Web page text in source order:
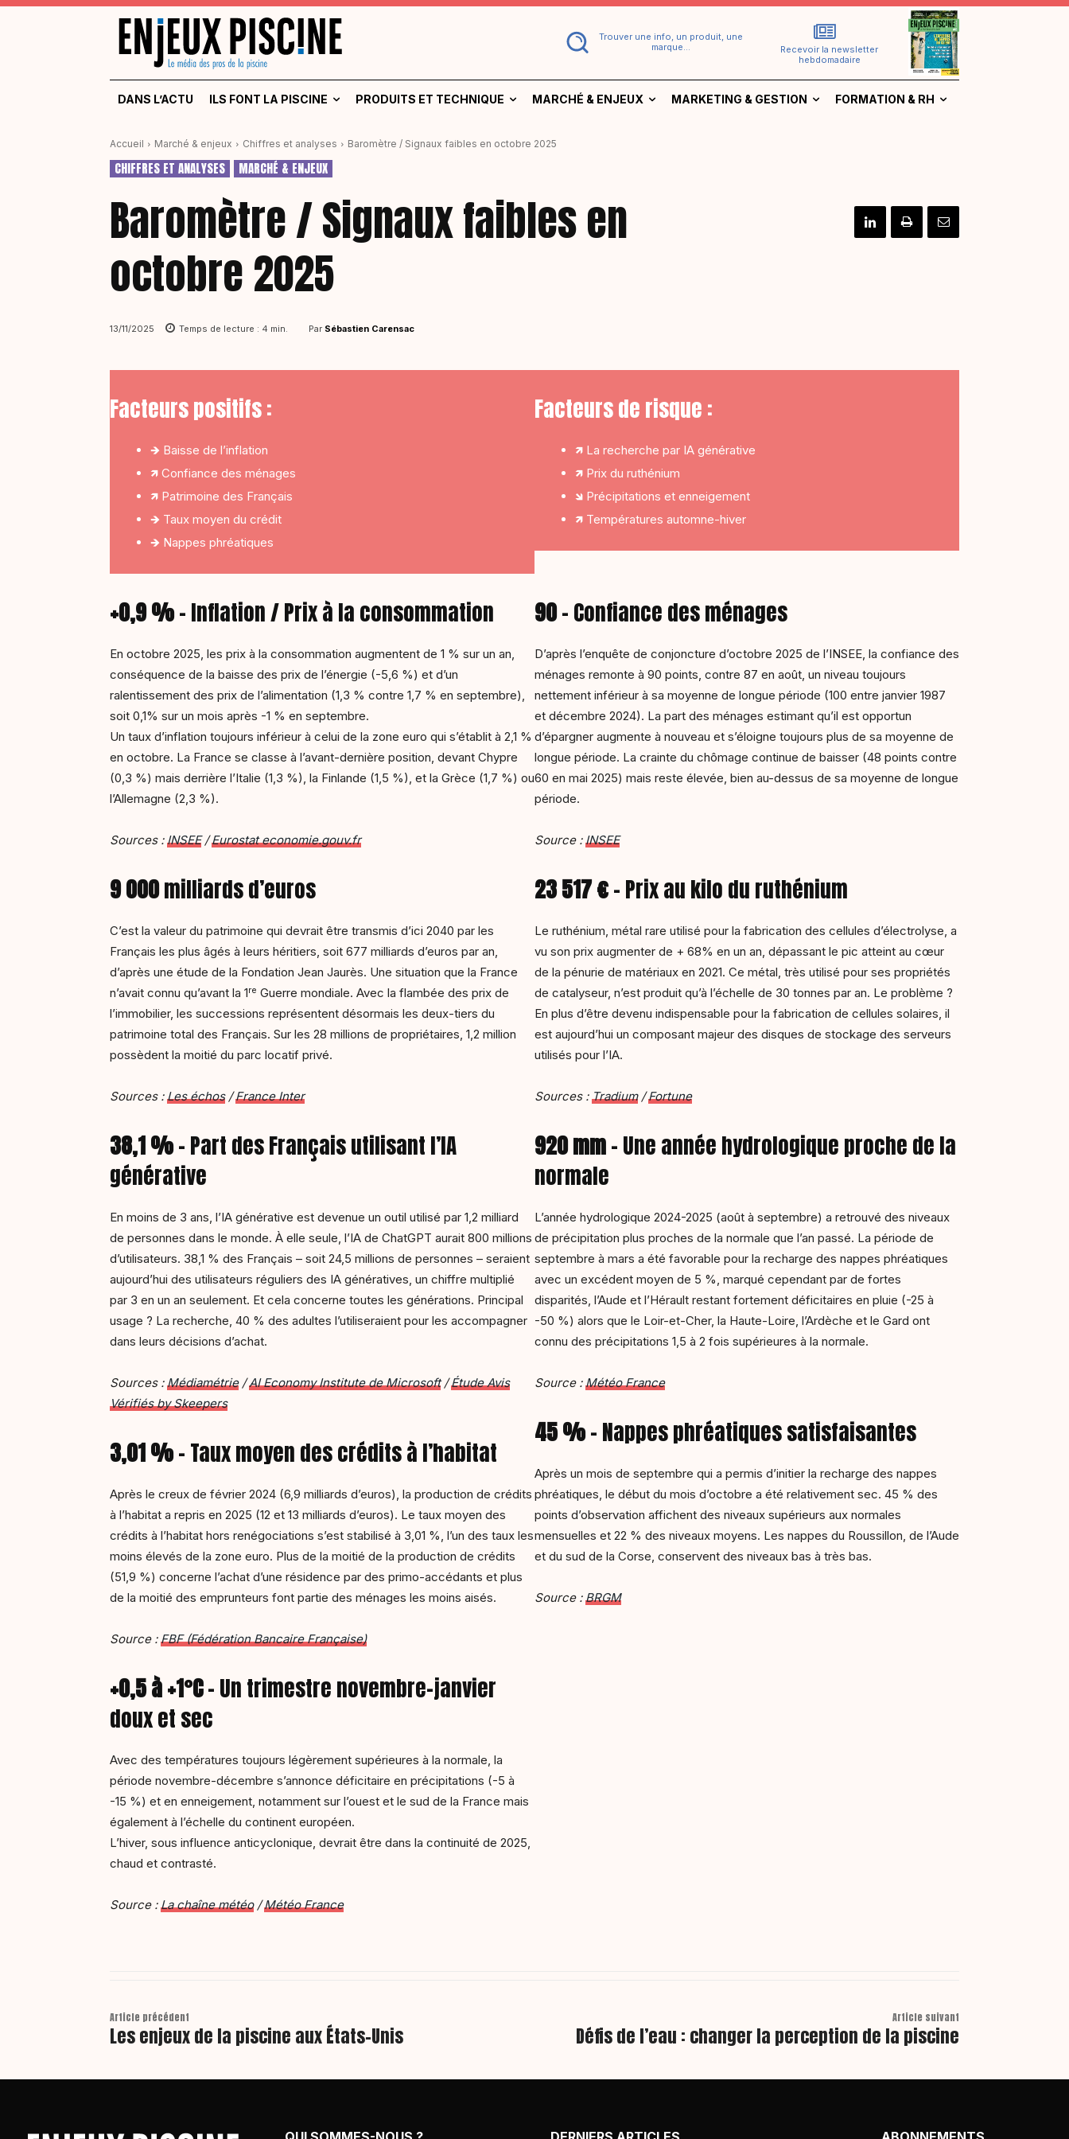
Trouver une info, un produit, une
marque...
Recevoir la newsletter
hebdomadaire
DANS L’ACTU ILS FONT LA PISCINE PRODUITS ET TECHNIQUE MARCHÉ & ENJEUX MARKETING & GESTION FORMATION & RH
Accueil Marché & enjeux Chiffres et analyses Baromètre / Signaux faibles en octobre 2025
CHIFFRES ET ANALYSES MARCHÉ & ENJEUX
Baromètre / Signaux faibles en
octobre 2025
13/11/2025 Temps de lecture : 4 min. Par Sébastien Carensac
Facteurs positifs :
🡺 Baisse de l’inflation
🡽 Confiance des ménages
🡽 Patrimoine des Français
🡺 Taux moyen du crédit
🡺 Nappes phréatiques
Facteurs de risque :
🡽 La recherche par IA générative
🡽 Prix du ruthénium
🡾 Précipitations et enneigement
🡽 Températures automne-hiver
+0,9 %–Inflation / Prix à la consommation
En octobre 2025, les prix à la consommation augmentent de 1 % sur un an,
conséquence de la baisse des prix de l’énergie (-5,6 %) et d’un
ralentissement des prix de l’alimentation (1,3 % contre 1,7 % en septembre),
soit 0,1% sur un mois après -1 % en septembre.
Un taux d’inflation toujours inférieur à celui de la zone euro qui s’établit à 2,1 %
en octobre. La France se classe à l’avant-dernière position, devant Chypre
(0,3 %) mais derrière l’Italie (1,3 %), la Finlande (1,5 %), et la Grèce (1,7 %) ou
l’Allemagne (2,3 %).
Sources :INSEE/Eurostat economie.gouv.fr
9 000milliards d’euros
C’est la valeur du patrimoine qui devrait être transmis d’ici 2040 par les
Français les plus âgés à leurs héritiers, soit 677 milliards d’euros par an,
d’après une étude de la Fondation Jean Jaurès. Une situation que la France
n’avait connu qu’avant la 1re Guerre mondiale. Avec la flambée des prix de
l’immobilier, les successions représentent désormais les deux-tiers du
patrimoine total des Français. Sur les 28 millions de propriétaires, 1,2 million
possèdent la moitié du parc locatif privé.
Sources :Les échos/France Inter
38,1 %– Part des Français utilisant l’IA
générative
En moins de 3 ans, l’IA générative est devenue un outil utilisé par 1,2 milliard
de personnes dans le monde. À elle seule, l’IA de ChatGPT aurait 800 millions
d’utilisateurs. 38,1 % des Français – soit 24,5 millions de personnes – seraient
aujourd’hui des utilisateurs réguliers des IA génératives, un chiffre multiplié
par 3 en un an seulement. Et cela concerne toutes les générations. Principal
usage ? La recherche, 40 % des adultes l’utiliseraient pour les accompagner
dans leurs décisions d’achat.
Sources :Médiamétrie/AI Economy Institute de Microsoft/Étude Avis
Vérifiés by Skeepers
3,01 %– Taux moyen des crédits à l’habitat
Après le creux de février 2024 (6,9 milliards d’euros), la production de crédits
à l’habitat a repris en 2025 (12 et 13 milliards d’euros). Le taux moyen des
crédits à l’habitat hors renégociations s’est stabilisé à 3,01 %, l’un des taux les
moins élevés de la zone euro. Plus de la moitié de la production de crédits
(51,9 %) concerne l’achat d’une résidence par des primo-accédants et plus
de la moitié des emprunteurs font partie des ménages les moins aisés.
Source :FBF (Fédération Bancaire Française)
+0,5 à +1°C– Un trimestre novembre-janvier
doux et sec
Avec des températures toujours légèrement supérieures à la normale, la
période novembre-décembre s’annonce déficitaire en précipitations (-5 à
-15 %) et en enneigement, notamment sur l’ouest et le sud de la France mais
également à l’échelle du continent européen.
L’hiver, sous influence anticyclonique, devrait être dans la continuité de 2025,
chaud et contrasté.
Source :La chaîne météo/Météo France
90– Confiance des ménages
D’après l’enquête de conjoncture d’octobre 2025 de l’INSEE, la confiance des
ménages remonte à 90 points, contre 87 en août, un niveau toujours
nettement inférieur à sa moyenne de longue période (100 entre janvier 1987
et décembre 2024). La part des ménages estimant qu’il est opportun
d’épargner augmente à nouveau et s’éloigne toujours plus de sa moyenne de
longue période. La crainte du chômage continue de baisser (48 points contre
60 en mai 2025) mais reste élevée, bien au-dessus de sa moyenne de longue
période.
Source :INSEE
23 517 €– Prix au kilo du ruthénium
Le ruthénium, métal rare utilisé pour la fabrication des cellules d’électrolyse, a
vu son prix augmenter de + 68% en un an, dépassant le pic atteint au cœur
de la pénurie de matériaux en 2021. Ce métal, très utilisé pour ses propriétés
de catalyseur, n’est produit qu’à l’échelle de 30 tonnes par an. Le problème ?
En plus d’être devenu indispensable pour la fabrication de cellules solaires, il
est aujourd’hui un composant majeur des disques de stockage des serveurs
utilisés pour l’IA.
Sources :Tradium/Fortune
920 mm– Une année hydrologique proche de la
normale
L’année hydrologique 2024-2025 (août à septembre) a retrouvé des niveaux
de précipitation plus proches de la normale que l’an passé. La période de
septembre à mars a été favorable pour la recharge des nappes phréatiques
avec un excédent moyen de 5 %, marqué cependant par de fortes
disparités, l’Aude et l’Hérault restant fortement déficitaires en pluie (-25 à
-50 %) alors que le Loir-et-Cher, la Haute-Loire, l’Ardèche et le Gard ont
connu des précipitations 1,5 à 2 fois supérieures à la normale.
Source :Météo France
45 %– Nappes phréatiques satisfaisantes
Après un mois de septembre qui a permis d’initier la recharge des nappes
phréatiques, le début du mois d’octobre a été relativement sec. 45 % des
points d’observation affichent des niveaux supérieurs aux normales
mensuelles et 22 % des niveaux moyens. Les nappes du Roussillon, de l’Aude
et du sud de la Corse, conservent des niveaux bas à très bas.
Source :BRGM
Article précédent
Les enjeux de la piscine aux États-Unis
Article suivant
Défis de l’eau : changer la perception de la piscine